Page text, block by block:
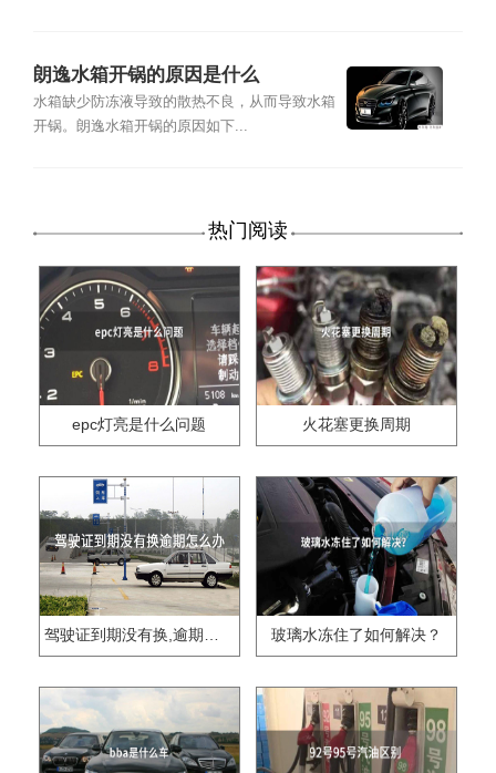
朗逸水箱开锅的原因是什么
水箱缺少防冻液导致的散热不良，从而导致水箱
开锅。朗逸水箱开锅的原因如下...
热门阅读
epc灯亮是什么问题 火花塞更换周期
驾驶证到期没有换,逾期怎么办?? 玻璃水冻住了如何解决？